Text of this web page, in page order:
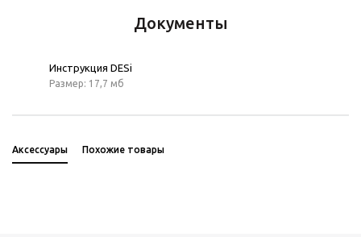
Документы
Инструкция DESi
Размер: 17,7 мб
Аксессуары Похожие товары